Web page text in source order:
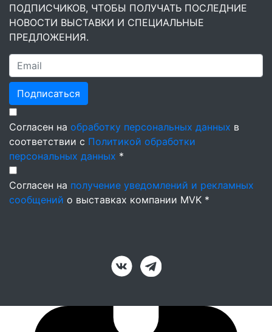
ПОДПИСЧИКОВ, ЧТОБЫ ПОЛУЧАТЬ ПОСЛЕДНИЕ
НОВОСТИ ВЫСТАВКИ И СПЕЦИАЛЬНЫЕ
ПРЕДЛОЖЕНИЯ.
Подписаться
Согласен на обработку персональных данных в
соответствии с Политикой обработки
персональных данных *
Согласен на получение уведомлений и рекламных
сообщений о выставках компании MVK *